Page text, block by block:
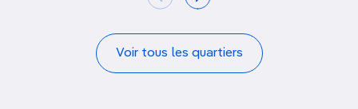
Voir tous les quartiers